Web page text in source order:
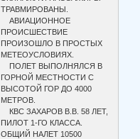
ТРАВМИРОВАНЫ.
АВИАЦИОННОЕ
ПРОИСШЕСТВИЕ
ПРОИЗОШЛО В ПРОСТЫХ
МЕТЕОУСЛОВИЯХ.
ПОЛЕТ ВЫПОЛНЯЛСЯ В
ГОРНОЙ МЕСТНОСТИ С
ВЫСОТОЙ ГОР ДО 4000
МЕТРОВ.
КВС ЗАХАРОВ В.В. 58 ЛЕТ,
ПИЛОТ 1-ГО КЛАССА.
ОБЩИЙ НАЛЕТ 10500